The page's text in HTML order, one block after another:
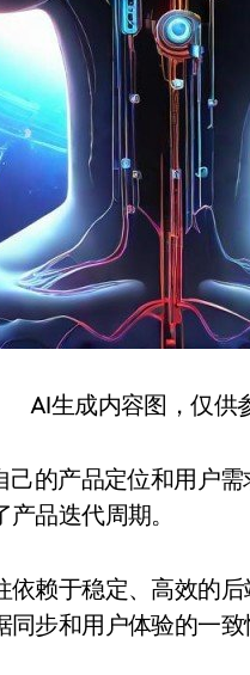
AI生成内容图，仅供
己的产品定位和用户
品迭代周期。
赖于稳定、高效的
步和用户体验的一致